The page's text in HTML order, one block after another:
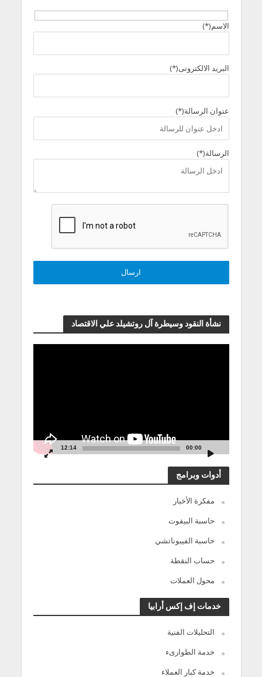
الاسم(*)
البريد الالكترونى(*)
عنوان الرسالة(*)
الرسالة(*)
نشأة النقود وسيطرة آل روتشيلد علي الاقتصاد
00:00
12:14
أدوات وبرامج
مفكرة الأخبار
حاسبة البيفوت
حاسبة الفيبوناتشي
حساب النقطة
محول العملات
خدمات إف إكس أرابيا
التحليلات الفنية
خدمة الطوارىء
خدمة كبار العملاء